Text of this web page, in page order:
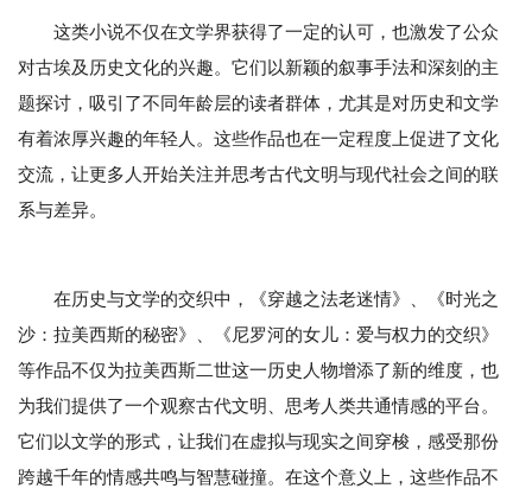
这类小说不仅在文学界获得了一定的认可，也激发了公众
对古埃及历史文化的兴趣。它们以新颖的叙事手法和深刻的主
题探讨，吸引了不同年龄层的读者群体，尤其是对历史和文学
有着浓厚兴趣的年轻人。这些作品也在一定程度上促进了文化
交流，让更多人开始关注并思考古代文明与现代社会之间的联
系与差异。
在历史与文学的交织中，《穿越之法老迷情》、《时光之
沙：拉美西斯的秘密》、《尼罗河的女儿：爱与权力的交织》
等作品不仅为拉美西斯二世这一历史人物增添了新的维度，也
为我们提供了一个观察古代文明、思考人类共通情感的平台。
它们以文学的形式，让我们在虚拟与现实之间穿梭，感受那份
跨越千年的情感共鸣与智慧碰撞。在这个意义上，这些作品不